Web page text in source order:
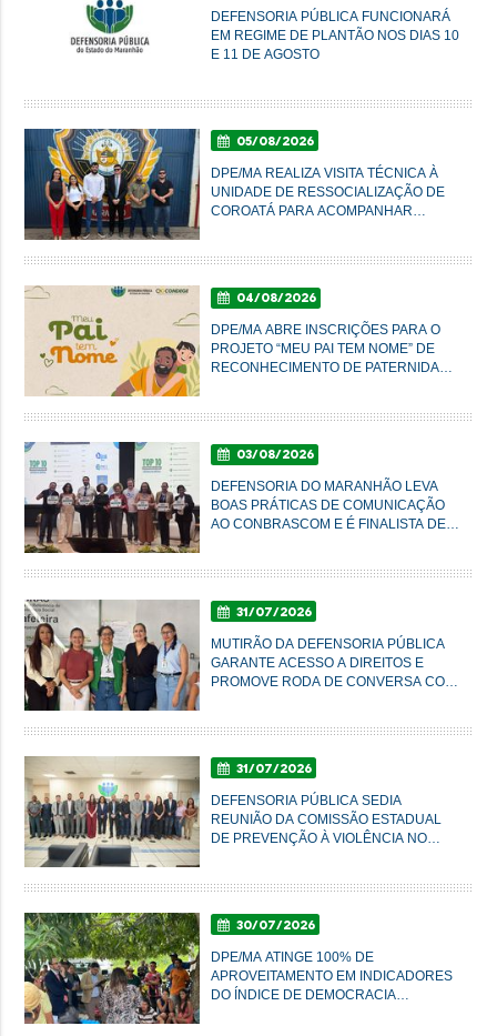
DEFENSORIA PÚBLICA FUNCIONARÁ
EM REGIME DE PLANTÃO NOS DIAS 10
E 11 DE AGOSTO
05/08/2026
DPE/MA REALIZA VISITA TÉCNICA À
UNIDADE DE RESSOCIALIZAÇÃO DE
COROATÁ PARA ACOMPANHAR
04/08/2026
DPE/MA ABRE INSCRIÇÕES PARA O
PROJETO “MEU PAI TEM NOME” DE
RECONHECIMENTO DE PATERNIDADE
03/08/2026
DEFENSORIA DO MARANHÃO LEVA
BOAS PRÁTICAS DE COMUNICAÇÃO
AO CONBRASCOM E É FINALISTA DE
31/07/2026
MUTIRÃO DA DEFENSORIA PÚBLICA
GARANTE ACESSO A DIREITOS E
PROMOVE RODA DE CONVERSA COM
31/07/2026
DEFENSORIA PÚBLICA SEDIA
REUNIÃO DA COMISSÃO ESTADUAL
DE PREVENÇÃO À VIOLÊNCIA NO
30/07/2026
DPE/MA ATINGE 100% DE
APROVEITAMENTO EM INDICADORES
DO ÍNDICE DE DEMOCRACIA